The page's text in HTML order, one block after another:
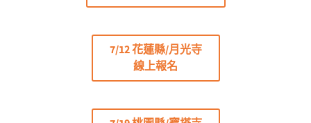
7/12 花蓮縣/月光寺
線上報名